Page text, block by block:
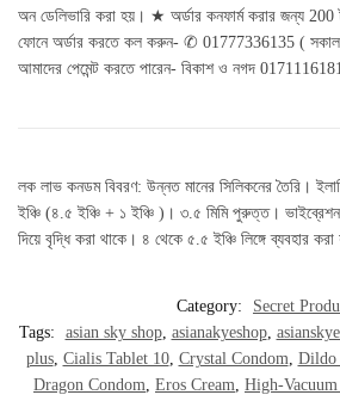
অন ডেলিভারি করা হয়। ★ অর্ডার কনফার্ম করার জন্য
ফোনে অর্ডার করতে কল করুন- ✆ 01777336135 (
আমাদের পেমেন্ট করতে পারেন- বিকাশ ও নগদ
লক লাভ কনডম বিবরণ: উন্নত মানের সিলিকনের তৈরি।
ইঞ্চি (৪.৫ ইঞ্চি + ১ ইঞ্চি )। ৩.৫ মিমি পুরুত্ত।
দিয়ে বৃদ্ধি করা থাকে। ৪ থেকে ৫.৫ ইঞ্চি লিঙ্গে ব্যবহার করা
Category:
Secret
Tags:
asian sky shop, asianakyeshop,
plus, Cialis Tablet 10, Crystal Condom Dildo
Dragon Condom Eros Cream High-Vacuum